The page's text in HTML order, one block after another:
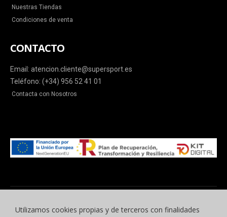
Nuestras Tiendas
Condiciones de venta
CONTACTO
Email: atencion.cliente@supersport.es
Teléfono: (+34) 956 52 41 01
Contacta con Nosotros
Utilizamos cookies propias y de terceros con finalidades